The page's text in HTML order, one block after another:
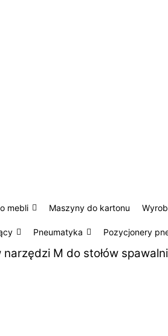
mebli Maszyny do kartonu
Pneumatyka Pozycjonery
M do stołów